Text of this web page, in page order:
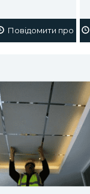
Повідомити про